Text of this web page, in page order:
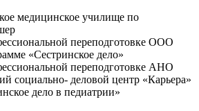
медицинское училище по
переподготовке ООО
«Сестринское дело»
переподготовке АНО
деловой центр «Карьера»
дело в педиатрии»